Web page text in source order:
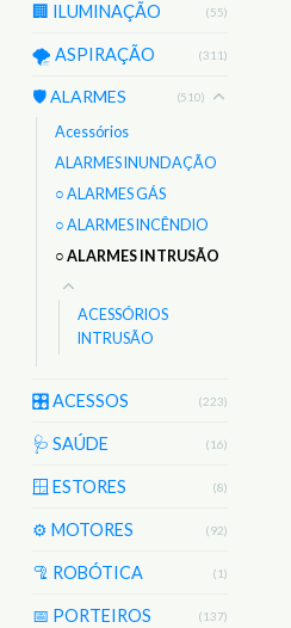
🏢 ILUMINAÇÃO (55)
🌪️ ASPIRAÇÃO (311)
🛡️ ALARMES (510)
Acessórios
ALARMES INUNDAÇÃO
○ ALARMES GÁS
○ ALARMES INCÊNDIO
○ ALARMES INTRUSÃO
ACESSÓRIOS
INTRUSÃO
🎛️ ACESSOS (223)
🩺 SAÚDE (16)
🪟 ESTORES (8)
⚙️ MOTORES (92)
🦿 ROBÓTICA (1)
📅 PORTEIROS (137)